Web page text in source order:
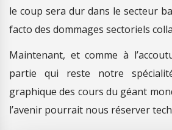
le coup sera dur dans le secteur
facto des dommages sectoriels
Maintenant, et comme à
partie qui reste notre
graphique des cours du géant
l’avenir pourrait nous réserver